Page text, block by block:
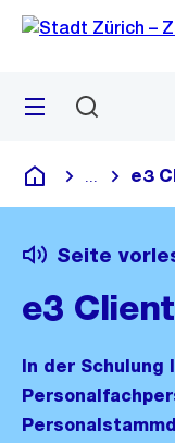
Navigation
Sprunglink
Menü
Deutsch
Blende alle
e3
Seite
e3
In der Schulung